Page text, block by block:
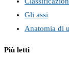
Gli assi
Anatomia di
Più letti